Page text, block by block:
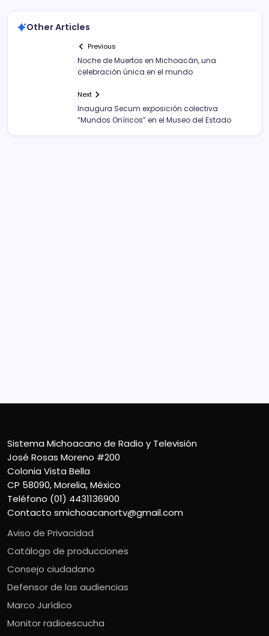
Other Articles
Previous
Noche de Muertos en Michoacán, una
celebración única en el mundo
Next
Inaugura Secum exposición colectiva
“Mundos Oníricos” en el Museo del Estado
Sistema Michoacano de Radio y Televisión
José Rosas Moreno #200
Colonia Vista Bella
CP 58090, Morelia, México
Teléfono (01) 4431136900
Contacto smichoacanortv@gmail.com
Aviso de Privacidad
Catálogo de producciones
Consejo ciudadano
Defensor de las audiencias
Marco Jurídico
Monitor radioescucha